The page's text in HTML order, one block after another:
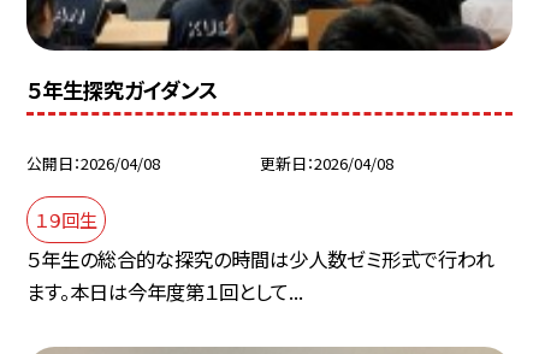
５年生探究ガイダンス
公開日 2026/04/08 更新日 2026/04/08
１９回生
５年生の総合的な探究の時間は少人数ゼミ形式で行われ
ます。本日は今年度第１回として...